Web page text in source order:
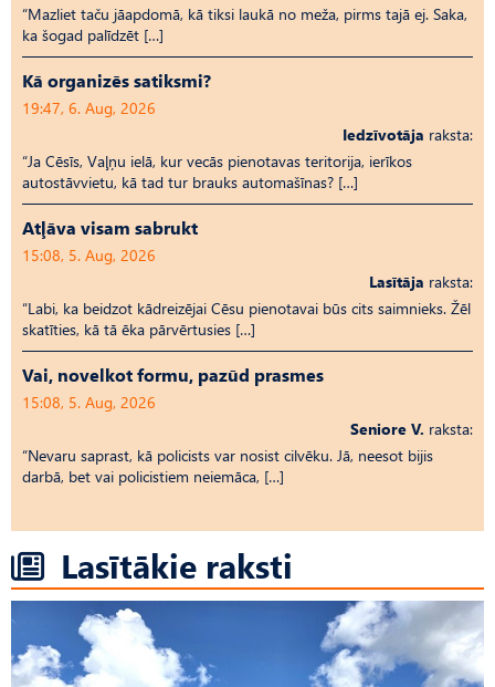
“Mazliet taču jāapdomā, kā tiksi laukā no meža, pirms tajā ej. Saka,
ka šogad palīdzēt […]
Kā organizēs satiksmi?
19:47, 6. Aug, 2026
Iedzīvotāja raksta:
“Ja Cēsīs, Vaļņu ielā, kur vecās pienotavas teritorija, ierīkos
autostāvvietu, kā tad tur brauks automašīnas? […]
Atļāva visam sabrukt
15:08, 5. Aug, 2026
Lasītāja raksta:
“Labi, ka beidzot kādreizējai Cēsu pienotavai būs cits saimnieks. Žēl
skatīties, kā tā ēka pārvērtusies […]
Vai, novelkot formu, pazūd prasmes
15:08, 5. Aug, 2026
Seniore V. raksta:
“Nevaru saprast, kā policists var nosist cilvēku. Jā, neesot bijis
darbā, bet vai policistiem neiemāca, […]
Lasītākie raksti